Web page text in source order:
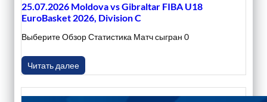
25.07.2026 Moldova vs Gibraltar FIBA U18
EuroBasket 2026, Division C
Выберите Обзор Статистика Матч сыгран 0
Читать далее